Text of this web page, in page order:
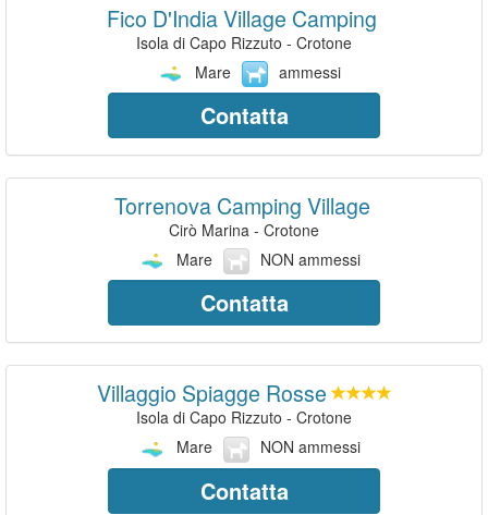
Fico D'India Village Camping
Isola di Capo Rizzuto - Crotone
Mare
ammessi
Contatta
Torrenova Camping Village
Cirò Marina - Crotone
Mare
NON ammessi
Contatta
Villaggio Spiagge Rosse
Isola di Capo Rizzuto - Crotone
Mare
NON ammessi
Contatta